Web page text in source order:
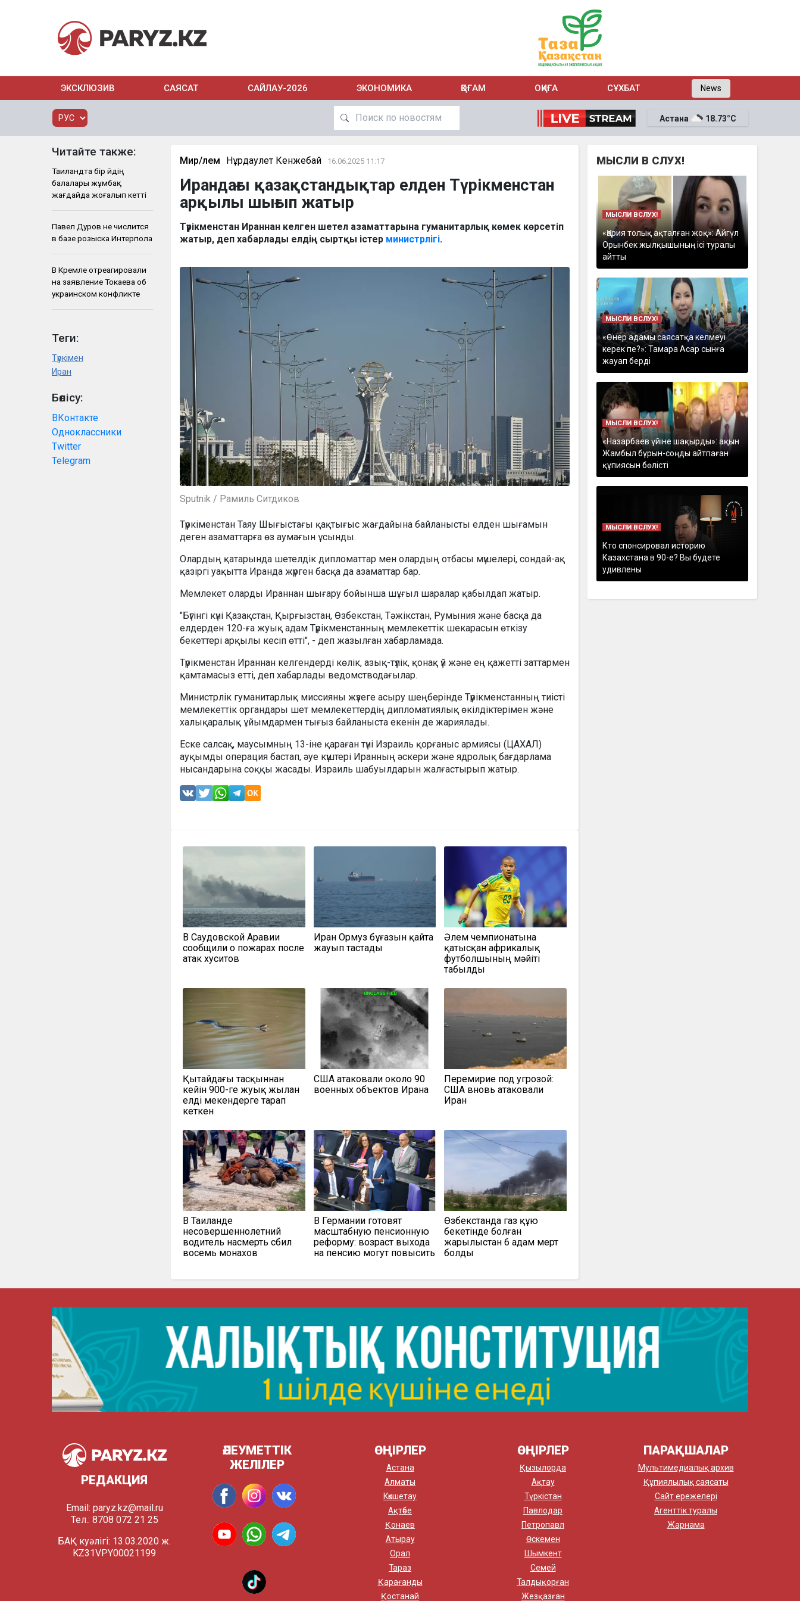
ЭКСКЛЮЗИВ САЯСАТ САЙЛАУ-2026 ЭКОНОМИКА ҚОҒАМ ОҚИҒА СҰХБАТ News
Астана 18.73°C
Читайте также:
Таиландта бір үйдің
балалары жұмбақ
жағдайда жоғалып кетті
Павел Дуров не числится
в базе розыска Интерпола
В Кремле отреагировали
на заявление Токаева об
украинском конфликте
Теги:
Түркімен
Иран
Бөлісу:
ВКонтакте
Одноклассники
Twitter
Telegram
Мир/Әлем Нұрдаулет Кенжебай 16.06.2025 11:17
Ирандағы қазақстандықтар елден Түрікменстан
арқылы шығып жатыр
Түрікменстан Ираннан келген шетел азаматтарына гуманитарлық көмек көрсетіп
жатыр, деп хабарлады елдің сыртқы істер министрлігі.
Sputnik / Рамиль Ситдиков
Түркіменстан Таяу Шығыстағы қақтығыс жағдайына байланысты елден шығамын
деген азаматтарға өз аумағын ұсынды.
Олардың қатарында шетелдік дипломаттар мен олардың отбасы мүшелері, сондай-ақ
қазіргі уақытта Иранда жүрген басқа да азаматтар бар.
Мемлекет оларды Ираннан шығару бойынша шұғыл шаралар қабылдап жатыр.
"Бүгінгі күні Қазақстан, Қырғызстан, Өзбекстан, Тәжікстан, Румыния және басқа да
елдерден 120-ға жуық адам Түрікменстанның мемлекеттік шекарасын өткізу
бекеттері арқылы кесіп өтті", - деп жазылған хабарламада.
Түрікменстан Ираннан келгендерді көлік, азық-түлік, қонақ үй және ең қажетті заттармен
қамтамасыз етті, деп хабарлады ведомстводағылар.
Министрлік гуманитарлық миссияны жүзеге асыру шеңберінде Түрікменстанның тиісті
мемлекеттік органдары шет мемлекеттердің дипломатиялық өкілдіктерімен және
халықаралық ұйымдармен тығыз байланыста екенін де жариялады.
Еске салсақ, маусымның 13-іне қараған түні Израиль қорғаныс армиясы (ЦАХАЛ)
ауқымды операция бастап, әуе күштері Иранның әскери және ядролық бағдарлама
нысандарына соққы жасады. Израиль шабуылдарын жалғастырып жатыр.
В Саудовской Аравии
сообщили о пожарах после
атак хуситов
Иран Ормуз бұғазын қайта
жауып тастады
Әлем чемпионатына
қатысқан африкалық
футболшының мәйіті
табылды
Қытайдағы тасқыннан
кейін 900-ге жуық жылан
елді мекендерге тарап
кеткен
США атаковали около 90
военных объектов Ирана
Перемирие под угрозой:
США вновь атаковали
Иран
В Таиланде
несовершеннолетний
водитель насмерть сбил
восемь монахов
В Германии готовят
масштабную пенсионную
реформу: возраст выхода
на пенсию могут повысить
Өзбекстанда газ құю
бекетінде болған
жарылыстан 6 адам мерт
болды
МЫСЛИ В СЛУХ!
МЫСЛИ ВСЛУХ!
«Қария толық ақталған жоқ»: Айгүл
Орынбек жылқышының ісі туралы
айтты
МЫСЛИ ВСЛУХ!
«Өнер адамы саясатқа келмеуі
керек пе?»: Тамара Асар сынға
жауап берді
МЫСЛИ ВСЛУХ!
«Назарбаев үйіне шақырды»: ақын
Жамбыл бұрын-соңды айтпаған
құпиясын бөлісті
МЫСЛИ ВСЛУХ!
Кто спонсировал историю
Казахстана в 90-е? Вы будете
удивлены
РЕДАКЦИЯ
Email: paryz.kz@mail.ru
Тел.: 8708 072 21 25
БАҚ куәлігі: 13.03.2020 ж.
KZ31VPY00021199
ӘЛЕУМЕТТІК
ЖЕЛІЛЕР
ӨҢІРЛЕР
Астана
Алматы
Көкшетау
Ақтөбе
Қонаев
Атырау
Орал
Тараз
Қарағанды
Қостанай
ӨҢІРЛЕР
Қызылорда
Ақтау
Түркістан
Павлодар
Петропавл
Өскемен
Шымкент
Семей
Талдықорған
Жезқазған
ПАРАҚШАЛАР
Мультимедиалық архив
Құпиялылық саясаты
Сайт ережелері
Агенттік туралы
Жарнама